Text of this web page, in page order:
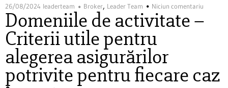
26/08/2024 leaderteam Broker, Leader Team Niciun comentariu
Domeniile de activitate –
Criterii utile pentru
alegerea asigurărilor
potrivite pentru fiecare caz